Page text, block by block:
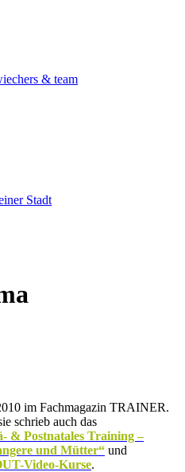
Stadt
im Fachmagazin TRAINER.
schrieb auch das
& Postnatales Training –
und Mütter“ und
Video-Kurse.